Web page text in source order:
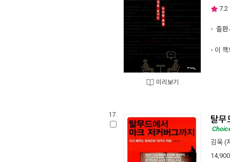
미리보기
7.2
출판
이
17. 탈무
김욱 (
14,900